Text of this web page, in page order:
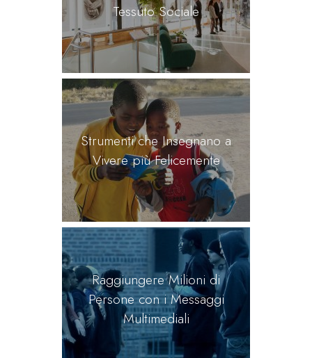
Tessuto Sociale
Strumenti che Insegnano a
Vivere più Felicemente
Raggiungere Milioni di
Persone con i Messaggi
Multimediali